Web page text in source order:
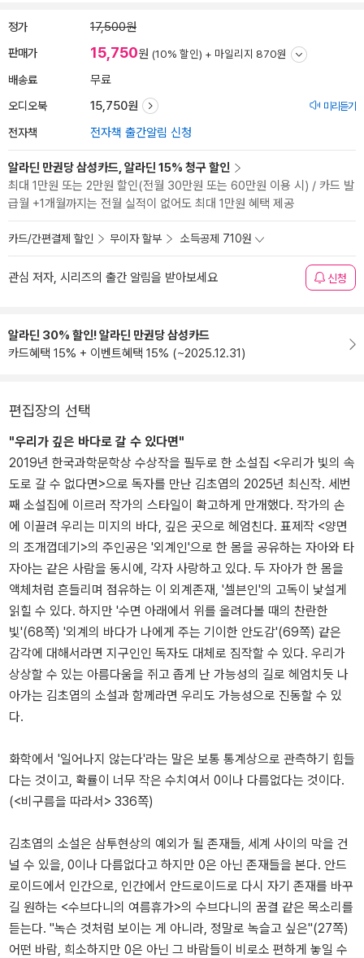
정가 17,500원
판매가 15,750원 (10% 할인) + 마일리지 870원
배송료 무료
오디오북 15,750원 미리듣기
전자책 전자책 출간알림 신청
알라딘 만권당 삼성카드, 알라딘 15% 청구 할인
최대 1만원 또는 2만원 할인(전월 30만원 또는 60만원 이용 시) / 카드 발
급월 +1개월까지는 전월 실적이 없어도 최대 1만원 혜택 제공
카드/간편결제 할인 무이자 할부 소득공제 710원
관심 저자, 시리즈의 출간 알림을 받아보세요 신청
알라딘 30% 할인! 알라딘 만권당 삼성카드
카드혜택 15% + 이벤트혜택 15% (~2025.12.31)
편집장의 선택
"우리가 깊은 바다로 갈 수 있다면"
2019년 한국과학문학상 수상작을 필두로 한 소설집 <우리가 빛의 속
도로 갈 수 없다면>으로 독자를 만난 김초엽의 2025년 최신작. 세번
째 소설집에 이르러 작가의 스타일이 확고하게 만개했다. 작가의 손
에 이끌려 우리는 미지의 바다, 깊은 곳으로 헤엄친다. 표제작 <양면
의 조개껍데기>의 주인공은 '외계인'으로 한 몸을 공유하는 자아와 타
자아는 같은 사람을 동시에, 각자 사랑하고 있다. 두 자아가 한 몸을
액체처럼 흔들리며 점유하는 이 외계존재, '셀븐인'의 고독이 낯설게
읽힐 수 있다. 하지만 '수면 아래에서 위를 올려다볼 때의 찬란한
빛'(68쪽) '외계의 바다가 나에게 주는 기이한 안도감'(69쪽) 같은
감각에 대해서라면 지구인인 독자도 대체로 짐작할 수 있다. 우리가
상상할 수 있는 아름다움을 쥐고 좁게 난 가능성의 길로 헤엄치듯 나
아가는 김초엽의 소설과 함께라면 우리도 가능성으로 진동할 수 있
다.
화학에서 '일어나지 않는다'라는 말은 보통 통계상으로 관측하기 힘들
다는 것이고, 확률이 너무 작은 수치여서 0이나 다름없다는 것이다.
(<비구름을 따라서> 336쪽)
김초엽의 소설은 삼투현상의 예외가 될 존재들, 세계 사이의 막을 건
널 수 있을, 0이나 다름없다고 하지만 0은 아닌 존재들을 본다. 안드
로이드에서 인간으로, 인간에서 안드로이드로 다시 자기 존재를 바꾸
길 원하는 <수브다니의 여름휴가>의 수브다니의 꿈결 같은 목소리를
듣는다. "녹슨 것처럼 보이는 게 아니라, 정말로 녹슬고 싶은"(27쪽)
어떤 바람, 희소하지만 0은 아닌 그 바람들이 비로소 편하게 놓일 수